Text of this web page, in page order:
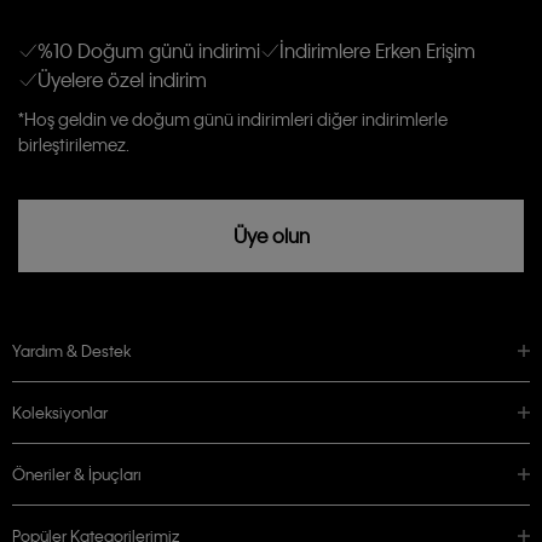
Kişiye özel ticari elektronik iletilerini almak için Açık Onay
veriyorum.
Aydınlatma Metni’niokuduğumu kabul ediyorum.
Calvin Klein tarafından kişisel verilerimin yurtdışına aktarılmasına açık
rızam vardır
%10 Doğum günü indirimi
İndirimlere Erken Erişim
Üyelere özel indirim
*Hoş geldin ve doğum günü indirimleri diğer indirimlerle
birleştirilemez.
Üye olun
Yardım & Destek
Koleksiyonlar
Öneriler & İpuçları
Popüler Kategorilerimiz